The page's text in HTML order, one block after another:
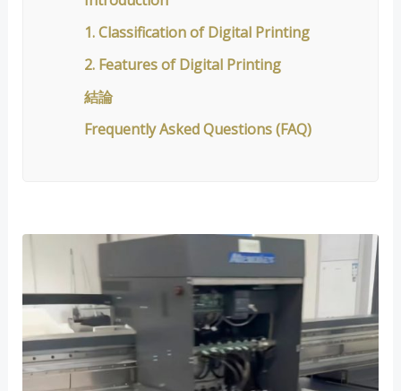
1. Classification of Digital Printing
2. Features of Digital Printing
結論
Frequently Asked Questions (FAQ)